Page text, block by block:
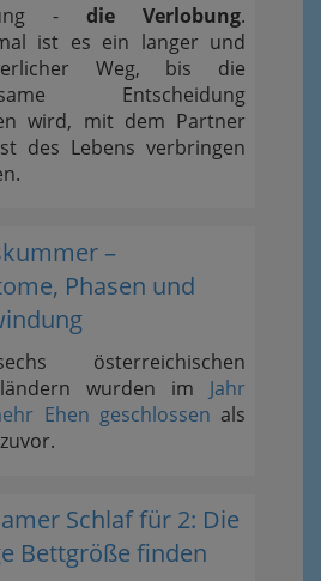
- die Verlobung.
ist es ein langer und
Weg, bis die
Entscheidung
wird, mit dem Partner
des Lebens verbringen
–
Phasen und
österreichischen
wurden im Jahr
Ehen geschlossen als
Schlaf für 2: Die
Bettgröße finden